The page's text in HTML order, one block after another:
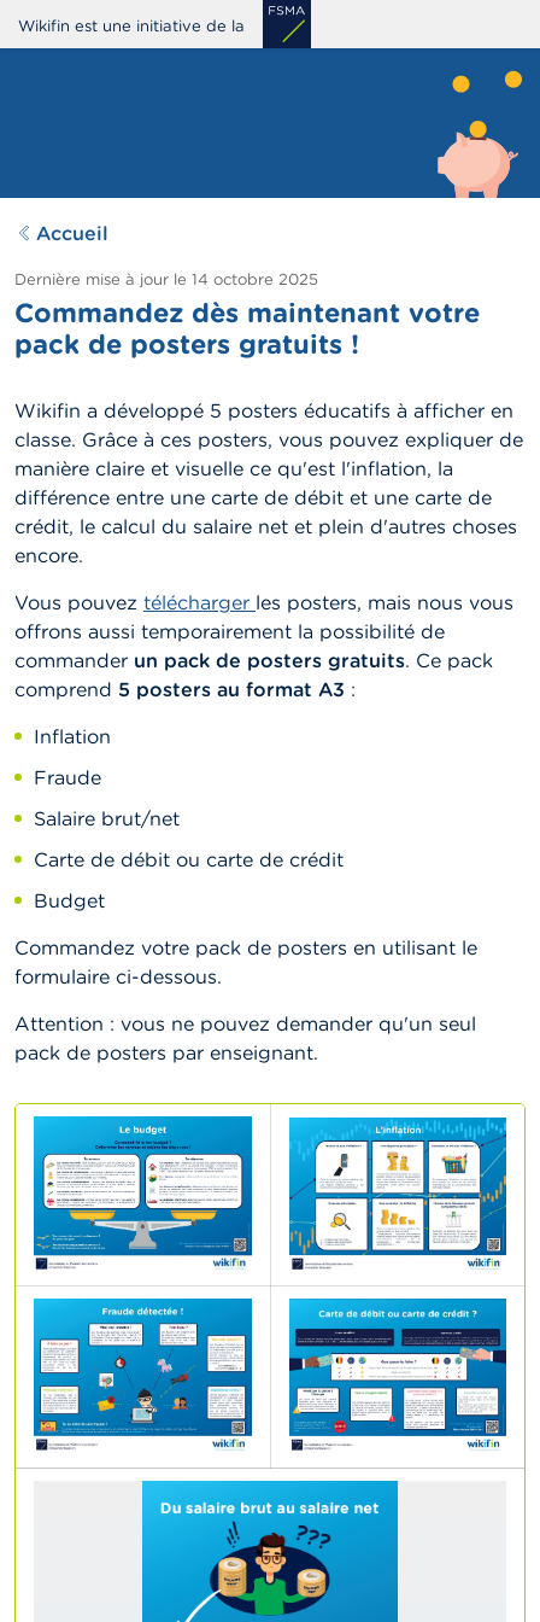
Aller
au
Wikifin est une initiative de la
Accueil
Dernière mise à jour le 14 octobre 2025
Commandez dès maintenant votre
pack de posters gratuits !
Wikifin a développé 5 posters éducatifs à afficher en
classe. Grâce à ces posters, vous pouvez expliquer de
manière claire et visuelle ce qu'est l'inflation, la
différence entre une carte de débit et une carte de
crédit, le calcul du salaire net et plein d'autres choses
encore.
Vous pouvez télécharger les posters, mais nous vous
offrons aussi temporairement la possibilité de
commander un pack de posters gratuits. Ce pack
comprend 5 posters au format A3 :
Inflation
Fraude
Salaire brut/net
Carte de débit ou carte de crédit
Budget
Commandez votre pack de posters en utilisant le
formulaire ci-dessous.
Attention : vous ne pouvez demander qu'un seul
pack de posters par enseignant.